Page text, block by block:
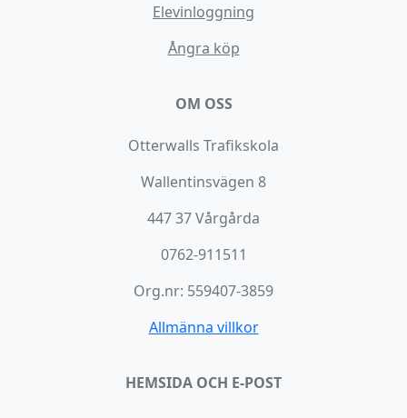
Elevinloggning
Ångra köp
OM OSS
Otterwalls Trafikskola
Wallentinsvägen 8
447 37 Vårgårda
0762-911511
Org.nr: 559407-3859
Allmänna villkor
HEMSIDA OCH E-POST